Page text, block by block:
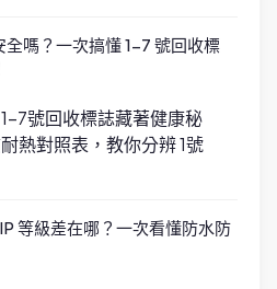
全嗎？一次搞懂 1-7 號回收標
7號回收標誌藏著健康秘
熱對照表，教你分辨 1號
等級差在哪？一次看懂防水防